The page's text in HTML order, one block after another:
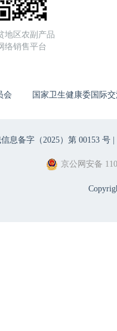
地区农副产品
络销售平台
会 国家卫生健康委国际
息备字（2025）第 00153 号 |
京公网安备